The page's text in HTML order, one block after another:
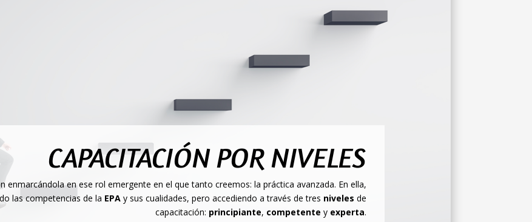
CAPACITACIÓN POR NIVELES
enmarcándola en ese rol emergente en el que tanto creemos: la práctica avanzada. En ella,
las competencias de la EPA y sus cualidades, pero accediendo a través de tres niveles de
capacitación: principiante, competente y experta.